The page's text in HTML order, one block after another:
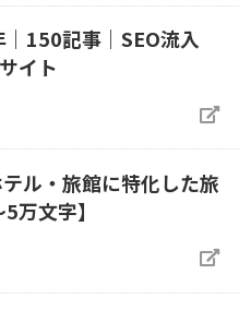
｜150記事｜SEO流入
イト
ル・旅館に特化した旅
万文字】